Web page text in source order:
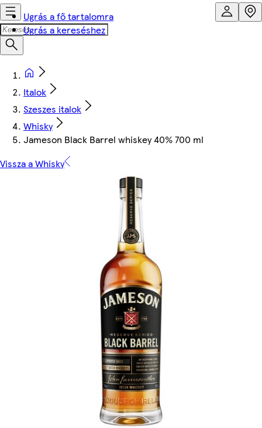
Ugrás a fő tartalomra
Ugrás a kereséshez
Italok
Szeszes italok
Whisky
Jameson Black Barrel whiskey 40% 700 ml
Vissza a Whisky